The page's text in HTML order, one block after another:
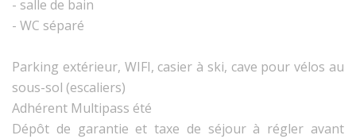
- salle de bain
- WC séparé
Parking extérieur, WIFI, casier à ski, cave pour vélos au
sous-sol (escaliers)
Adhérent Multipass été
Dépôt de garantie et taxe de séjour à régler avant